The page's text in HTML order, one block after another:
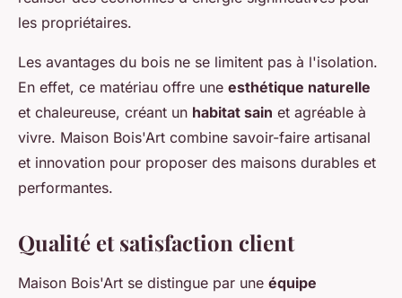
les propriétaires.
Les avantages du bois ne se limitent pas à l'isolation.
En effet, ce matériau offre une esthétique naturelle
et chaleureuse, créant un habitat sain et agréable à
vivre. Maison Bois'Art combine savoir-faire artisanal
et innovation pour proposer des maisons durables et
performantes.
Qualité et satisfaction client
Maison Bois'Art se distingue par une équipe